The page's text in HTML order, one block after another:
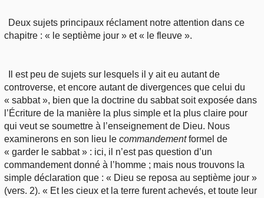
Deux sujets principaux réclament notre attention dans ce
chapitre : « le septième jour » et « le fleuve ».
Il est peu de sujets sur lesquels il y ait eu autant de
controverse, et encore autant de divergences que celui du
« sabbat », bien que la doctrine du sabbat soit exposée dans
l’Écriture de la manière la plus simple et la plus claire pour
qui veut se soumettre à l’enseignement de Dieu. Nous
examinerons en son lieu le commandementformel de
« garder le sabbat » : ici, il n’est pas question d’un
commandement donné à l’homme ; mais nous trouvons la
simple déclaration que : « Dieu se reposa au septième jour »
(vers. 2). « Et les cieux et la terre furent achevés, et toute leur